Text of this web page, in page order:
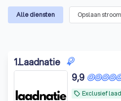
Alle diensten Opslaan
1.Laadnatie
local_offer Exclusief
9,9